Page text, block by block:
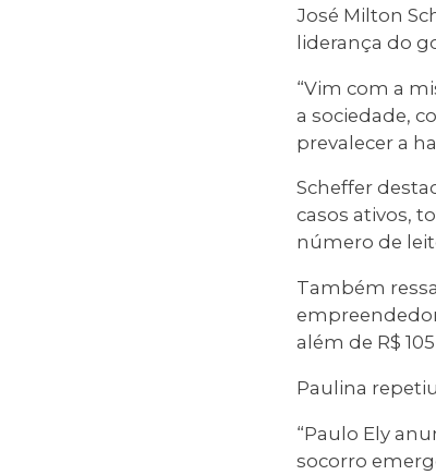
José Milton
liderança do
“Vim com a
a sociedade,
prevalecer a
Scheffer
casos ativos,
número de
Também
além de R$
Paulina
“Paulo Ely
socorro